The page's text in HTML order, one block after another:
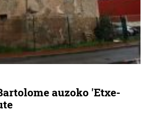
auzoko 'Etxe-